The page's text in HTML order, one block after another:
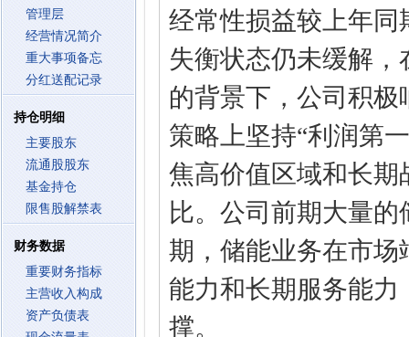
管理层
经营情况简介
重大事项备忘
分红送配记录
持仓明细
主要股东
流通股股东
基金持仓
限售股解禁表
财务数据
重要财务指标
主营收入构成
资产负债表
经常性损益较上年同
失衡状态仍未缓解
的背景下，公司积极
策略上坚持“利润第
焦高价值区域和长
比。公司前期大量
期，储能业务在市
能力和长期服务能
撑。